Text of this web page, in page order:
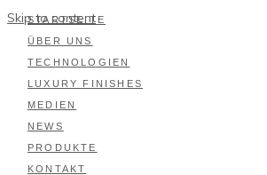
Skip to content
STARTSEITE
ÜBER UNS
TECHNOLOGIEN
LUXURY FINISHES
MEDIEN
NEWS
PRODUKTE
KONTAKT